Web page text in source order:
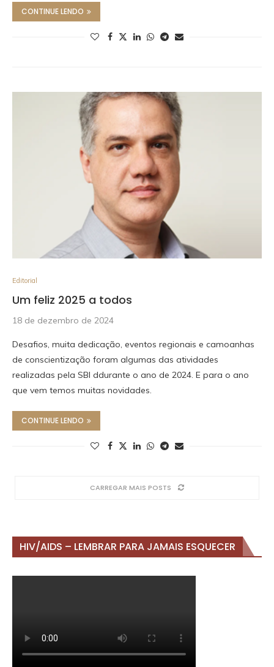
CONTINUE LENDO
Editorial
Um feliz 2025 a todos
18 de dezembro de 2024
Desafios, muita dedicação, eventos regionais e camoanhas
de conscientização foram algumas das atividades
realizadas pela SBI ddurante o ano de 2024. E para o ano
que vem temos muitas novidades.
CONTINUE LENDO
CARREGAR MAIS POSTS
HIV/AIDS – LEMBRAR PARA JAMAIS ESQUECER